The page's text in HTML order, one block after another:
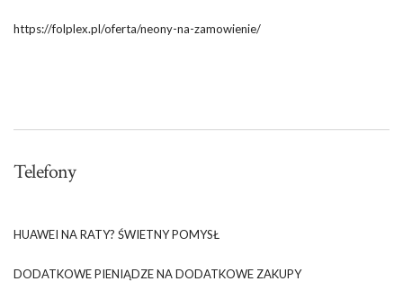
https://folplex.pl/oferta/neony-na-zamowienie/
Telefony
HUAWEI NA RATY? ŚWIETNY POMYSŁ
DODATKOWE PIENIĄDZE NA DODATKOWE ZAKUPY